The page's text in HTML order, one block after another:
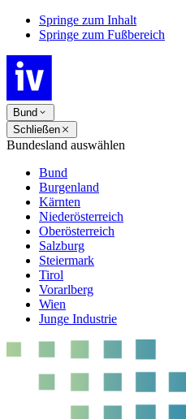
Springe zum Inhalt
Springe zum Fußbereich
Bund
Schließen
Bundesland auswählen
Bund
Burgenland
Kärnten
Niederösterreich
Oberösterreich
Salzburg
Steiermark
Tirol
Vorarlberg
Wien
Junge Industrie